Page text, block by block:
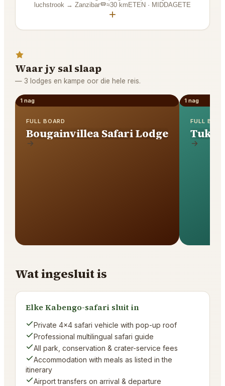
luchstrook → Zanzibar
≈30 km ETEN · MIDDAGETE
+
Waar jy sal slaap
—3 lodges en kampe oor die hele reis.
1 nag
FULL BOARD
Bougainvillea Safari Lodge
1 nag
FULL
Wat ingesluit is
Elke Kabengo-safari sluit in
Private 4×4 safari vehicle with pop-up roof
Professional multilingual safari guide
All park, conservation & crater-service fees
Accommodation with meals as listed in the
itinerary
Airport transfers on arrival & departure